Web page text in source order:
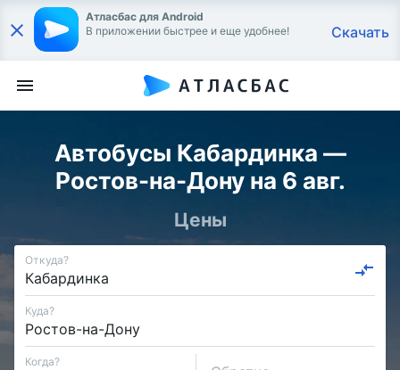
Атласбас для Android
В приложении быстрее и еще удобнее!
Скачать
Автобусы Кабардинка —
Ростов-на-Дону на 6 авг.
Цены
Откуда?
Куда?
Когда?